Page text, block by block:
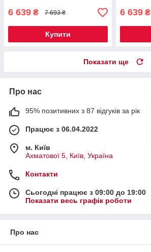
6 639 ₴ 7 693 ₴
Купити
6 639 ₴
Показати ще
Про нас
95% позитивних з 87 відгуків за рік
Працює з 06.04.2022
м. Київ
Ахматової 5, Київ, Україна
Контакти
Сьогодні працює з 09:00 до 19:00
Показати весь графік роботи
Про нас